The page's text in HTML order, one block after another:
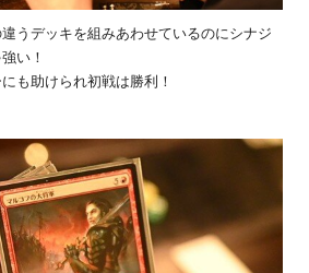
うデッキを組みあわせているのにシナジ
い！
も助けられ初戦は勝利！